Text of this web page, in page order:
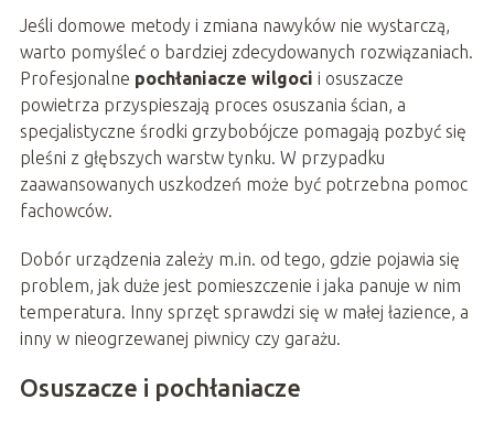
Jeśli domowe metody i zmiana nawyków nie wystarczą,
warto pomyśleć o bardziej zdecydowanych rozwiązaniach.
Profesjonalne pochłaniacze wilgoci i osuszacze
powietrza przyspieszają proces osuszania ścian, a
specjalistyczne środki grzybobójcze pomagają pozbyć się
pleśni z głębszych warstw tynku. W przypadku
zaawansowanych uszkodzeń może być potrzebna pomoc
fachowców.
Dobór urządzenia zależy m.in. od tego, gdzie pojawia się
problem, jak duże jest pomieszczenie i jaka panuje w nim
temperatura. Inny sprzęt sprawdzi się w małej łazience, a
inny w nieogrzewanej piwnicy czy garażu.
Osuszacze i pochłaniacze